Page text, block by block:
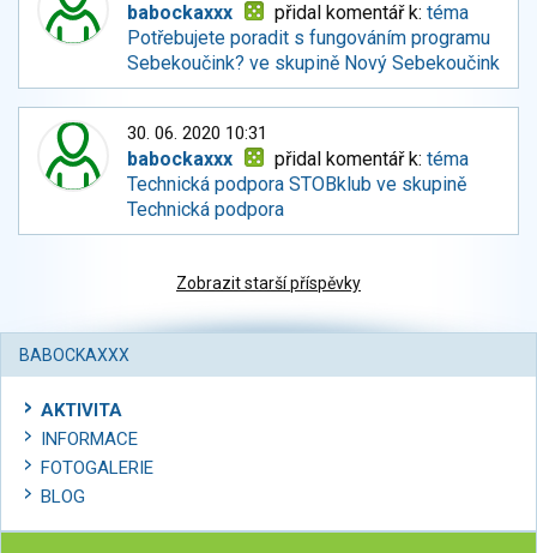
babockaxxx přidal komentář k:téma
Potřebujete poradit s fungováním programu
Sebekoučink? ve skupině Nový Sebekoučink
30. 06. 2020 10:31
babockaxxx přidal komentář k:téma
Technická podpora STOBklub ve skupině
Technická podpora
Zobrazit starší příspěvky
BABOCKAXXX
AKTIVITA
INFORMACE
FOTOGALERIE
BLOG